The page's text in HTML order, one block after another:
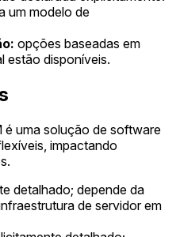
um modelo de
opções baseadas em
estão disponíveis.
é uma solução de software
impactando
detalhado; depende da
de servidor em